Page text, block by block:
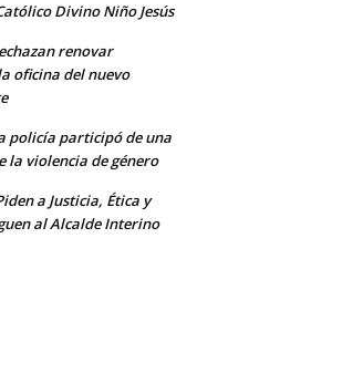
Divino Niño Jesús
renovar
oficina del nuevo
policía participó de una
la violencia de género
a Justicia, Ética y
al Alcalde Interino